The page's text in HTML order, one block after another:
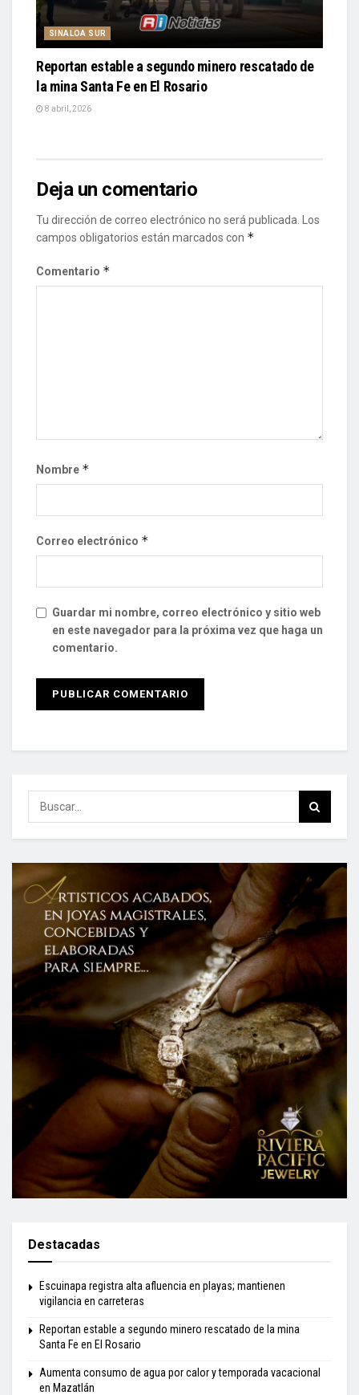
SINALOA SUR
Reportan estable a segundo minero rescatado de
la mina Santa Fe en El Rosario
8 abril, 2026
Deja un comentario
Tu dirección de correo electrónico no será publicada.
Los
campos obligatorios están marcados con *
Comentario *
Nombre *
Correo electrónico *
Guardar mi nombre, correo electrónico y sitio web
en este navegador para la próxima vez que haga un
comentario.
Destacadas
Escuinapa registra alta afluencia en playas; mantienen
vigilancia en carreteras
Reportan estable a segundo minero rescatado de la mina
Santa Fe en El Rosario
Aumenta consumo de agua por calor y temporada vacacional
en Mazatlán